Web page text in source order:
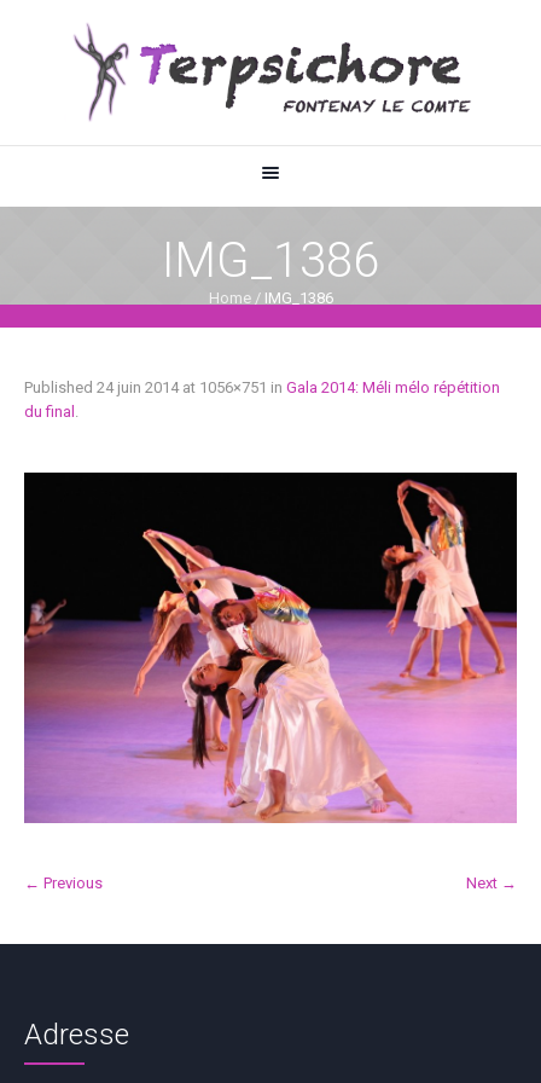
IMG_1386
Home / IMG_1386
Published 24 juin 2014at 1056×751 in Gala 2014: Méli mélo répétition
du final .
← Previous Next →
Adresse